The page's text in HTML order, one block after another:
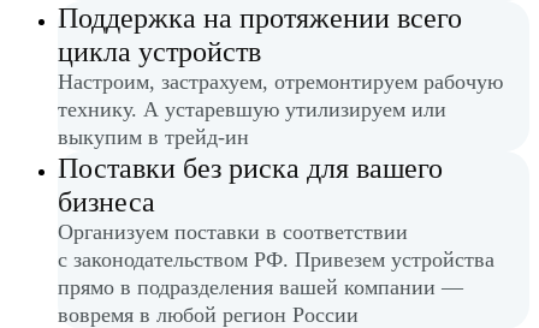
Поддержка на протяжении всего
цикла устройств
Настроим, застрахуем, отремонтируем рабочую
технику. А устаревшую утилизируем или
выкупим в трейд-ин
Поставки без риска для вашего
бизнеса
Организуем поставки в соответствии
с законодательством РФ. Привезем устройства
прямо в подразделения вашей компании —
вовремя в любой регион России